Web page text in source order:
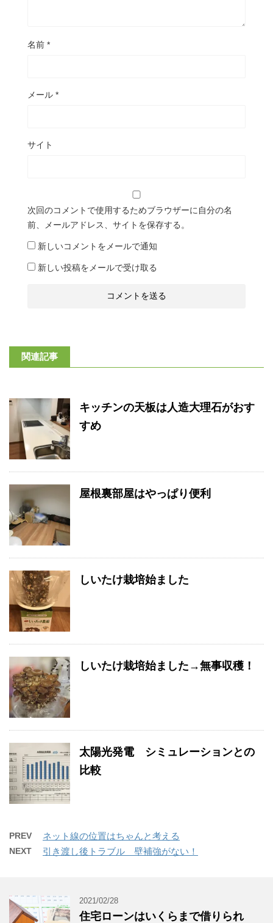
名前 *
メール *
サイト
次回のコメントで使用するためブラウザーに自分の名
前、メールアドレス、サイトを保存する。
新しいコメントをメールで通知
新しい投稿をメールで受け取る
関連記事
キッチンの天板は人造大理石がおす
すめ
屋根裏部屋はやっぱり便利
しいたけ栽培始ました
しいたけ栽培始ました→無事収穫！
太陽光発電 シミュレーションとの
比較
PREV ネット線の位置はちゃんと考える
NEXT 引き渡し後トラブル 壁補強がない！
2021/02/28
住宅ローンはいくらまで借りられ